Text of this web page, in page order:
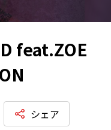
feat.ZOE
シェア